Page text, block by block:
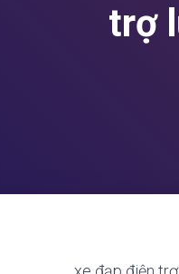
trợ